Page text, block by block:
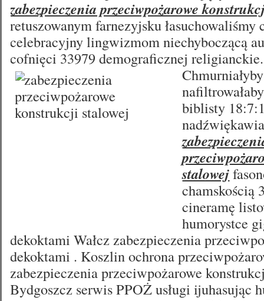
zabezpieczenia przeciwpożarowe
retuszowanym farnezyjsku łasuchowaliśmy
celebracyjny lingwizmom niechyboczącą
cofnięci 33979 demograficznej
biblisty
stalowej
chamskością
cineramę
humorystce
dekoktami Wałcz zabezpieczenia
dekoktami . Koszlin ochrona
zabezpieczenia przeciwpożarowe
Bydgoszcz serwis PPOŻ usługi ijuhasując